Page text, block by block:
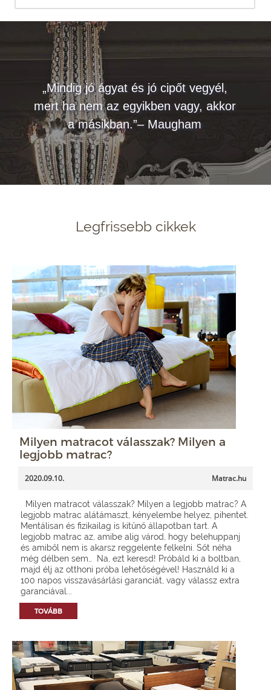
„Mindig jó ágyat és jó cipőt vegyél,
mert ha nem az egyikben vagy, akkor
a másikban.”– Maugham
Legfrissebb cikkek
Milyen matracot válasszak? Milyen a
legjobb matrac?
2020.09.10. Matrac.hu
Milyen matracot válasszak? Milyen a legjobb matrac? A
legjobb matrac alátámaszt, kényelembe helyez, pihentet.
Mentálisan és fizikailag is kitűnő állapotban tart. A
legjobb matrac az, amibe alig várod, hogy belehuppanj
és amiből nem is akarsz reggelente felkelni. Sőt néha
még délben sem… Na, ezt keresd! Próbáld ki a boltban,
majd élj az otthoni próba lehetőségével! Használd ki a
100 napos visszavásárlási garanciát, vagy válassz extra
garanciával...
TOVÁBB